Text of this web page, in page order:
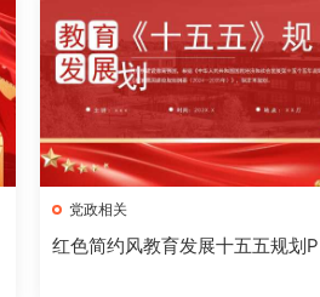
党政相关
红色简约风教育发展十五五规划